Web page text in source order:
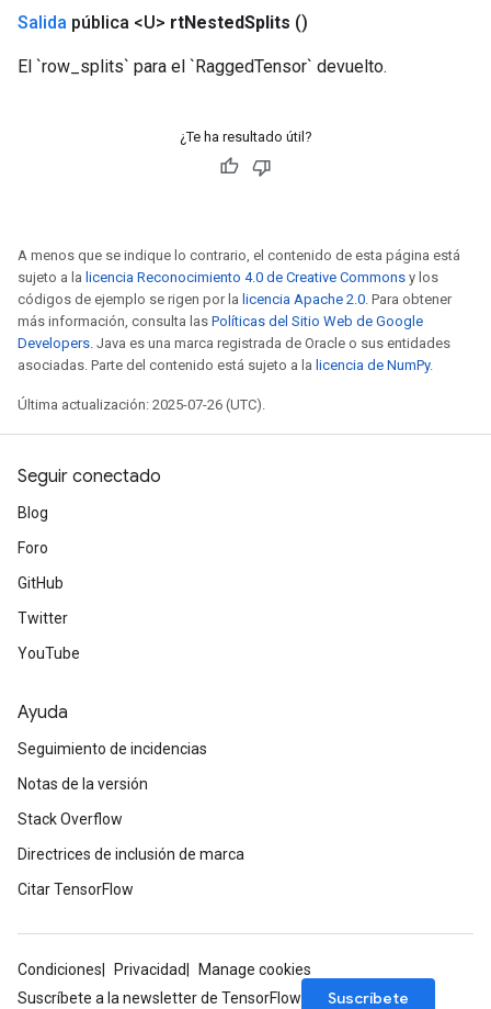
Salida pública <U> rtNestedSplits ()
El `row_splits` para el `RaggedTensor` devuelto.
¿Te ha resultado útil?
A menos que se indique lo contrario, el contenido de esta página está
sujeto a la licencia Reconocimiento 4.0 de Creative Commons y los
códigos de ejemplo se rigen por la licencia Apache 2.0. Para obtener
más información, consulta las Políticas del Sitio Web de Google
Developers. Java es una marca registrada de Oracle o sus entidades
asociadas. Parte del contenido está sujeto a la licencia de NumPy.
Última actualización: 2025-07-26 (UTC).
Seguir conectado
Blog
Foro
GitHub
Twitter
YouTube
Ayuda
Seguimiento de incidencias
Notas de la versión
Stack Overflow
Directrices de inclusión de marca
Citar TensorFlow
Condiciones Privacidad
Manage cookies
Suscríbete a la newsletter de TensorFlow
Suscríbete